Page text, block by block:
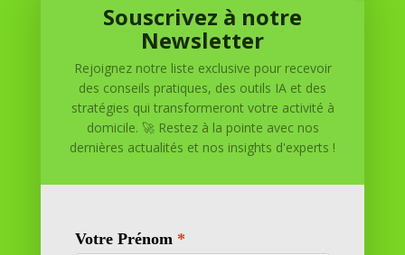
Réussite à Domicile
Réussite à Domicile est votre partenaire de confiance
pour atteindre vos objectifs depuis le confort de votre
maison. Nous offrons des solutions personnalisées pour
vous aider à réussir.
Souscrivez à notre
Newsletter
Rejoignez notre liste exclusive pour recevoir
des conseils pratiques, des outils IA et des
stratégies qui transformeront votre activité à
domicile. 🚀 Restez à la pointe avec nos
dernières actualités et nos insights d'experts !